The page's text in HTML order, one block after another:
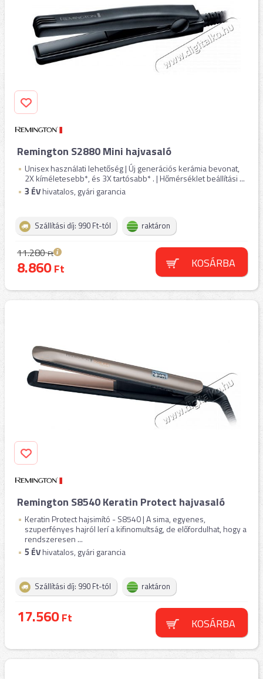
Remington S2880 Mini hajvasaló
Unisex használati lehetőség | Új generációs kerámia bevonat,
2X kíméletesebb*, és 3X tartósabb* . | Hőmérséklet beállítási ...
3 ÉVhivatalos, gyári garancia
Szállítási díj: 990 Ft-tól raktáron
11.280Ft
8.860Ft KOSÁRBA
Remington S8540 Keratin Protect hajvasaló
Keratin Protect hajsimító - S8540 | A sima, egyenes,
szuperfényes hajról lerí a kifinomultság, de előfordulhat, hogy a
rendszeresen ...
5 ÉVhivatalos, gyári garancia
Szállítási díj: 990 Ft-tól raktáron
17.560Ft KOSÁRBA